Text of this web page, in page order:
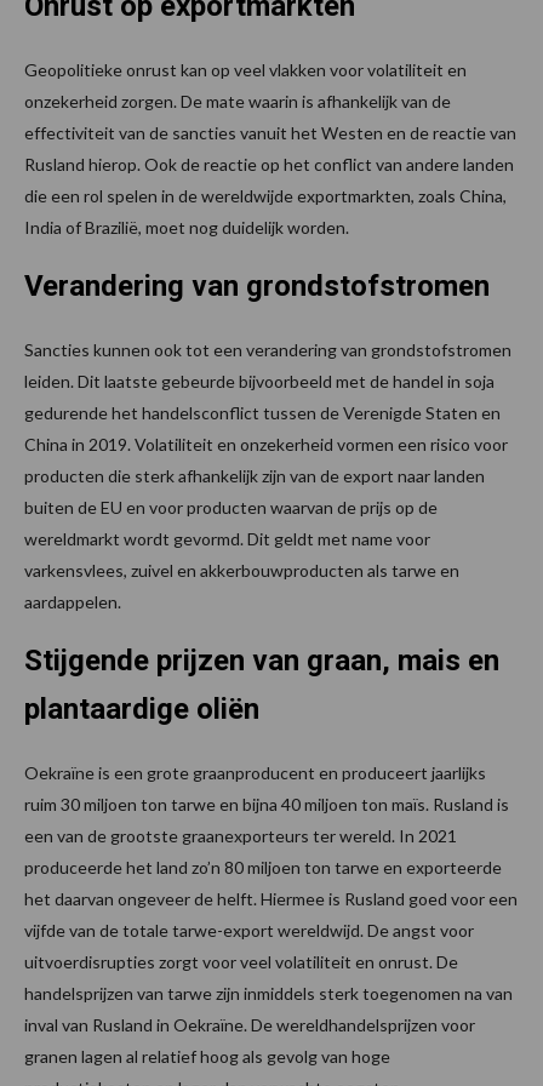
Geopolitieke onrust kan op veel vlakken voor volatiliteit en
onzekerheid zorgen. De mate waarin is afhankelijk van de
effectiviteit van de sancties vanuit het Westen en de reactie van
Rusland hierop. Ook de reactie op het conflict van andere landen
die een rol spelen in de wereldwijde exportmarkten, zoals China,
India of Brazilië, moet nog duidelijk worden.
Verandering van grondstofstromen
Sancties kunnen ook tot een verandering van grondstofstromen
leiden. Dit laatste gebeurde bijvoorbeeld met de handel in soja
gedurende het handelsconflict tussen de Verenigde Staten en
China in 2019. Volatiliteit en onzekerheid vormen een risico voor
producten die sterk afhankelijk zijn van de export naar landen
buiten de EU en voor producten waarvan de prijs op de
wereldmarkt wordt gevormd. Dit geldt met name voor
varkensvlees, zuivel en akkerbouwproducten als tarwe en
aardappelen.
Stijgende prijzen van graan, mais en
plantaardige oliën
Oekraïne is een grote graanproducent en produceert jaarlijks
ruim 30 miljoen ton tarwe en bijna 40 miljoen ton maïs. Rusland is
een van de grootste graanexporteurs ter wereld. In 2021
produceerde het land zo’n 80 miljoen ton tarwe en exporteerde
het daarvan ongeveer de helft. Hiermee is Rusland goed voor een
vijfde van de totale tarwe-export wereldwijd. De angst voor
uitvoerdisrupties zorgt voor veel volatiliteit en onrust. De
handelsprijzen van tarwe zijn inmiddels sterk toegenomen na van
inval van Rusland in Oekraïne. De wereldhandelsprijzen voor
granen lagen al relatief hoog als gevolg van hoge